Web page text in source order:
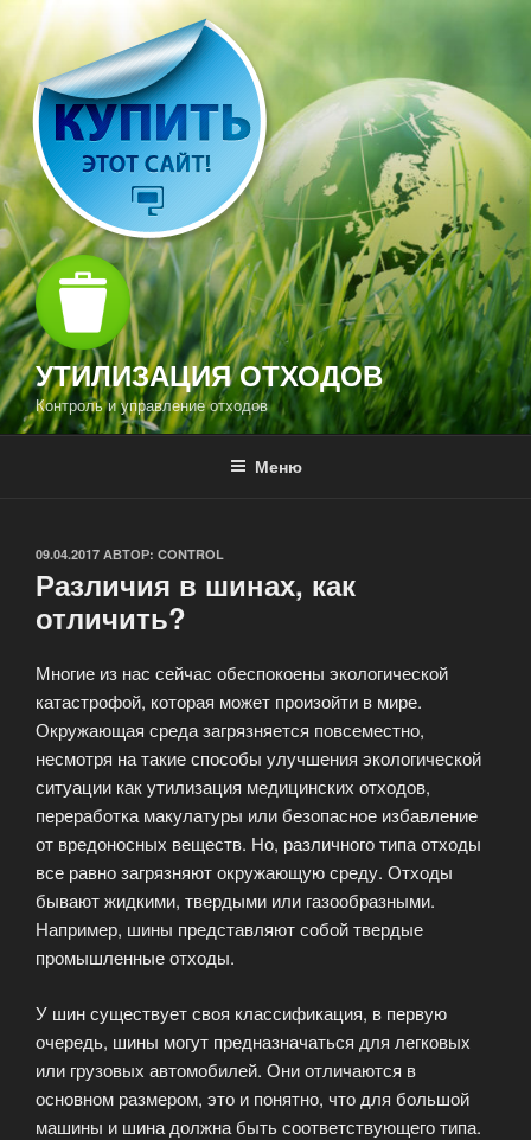
Перейти
содержимому
УТИЛИЗАЦИЯ ОТХОДОВ
Контроль и управление отходов
Меню
ОПУБЛИКОВАНО
09.04.2017 АВТОР: CONTROL
Различия в шинах, как
отличить?
Многие из нас сейчас обеспокоены экологической
катастрофой, которая может произойти в мире.
Окружающая среда загрязняется повсеместно,
несмотря на такие способы улучшения экологической
ситуации как утилизация медицинских отходов,
переработка макулатуры или безопасное избавление
от вредоносных веществ. Но, различного типа отходы
все равно загрязняют окружающую среду. Отходы
бывают жидкими, твердыми или газообразными.
Например, шины представляют собой твердые
промышленные отходы.
У шин существует своя классификация, в первую
очередь, шины могут предназначаться для легковых
или грузовых автомобилей. Они отличаются в
основном размером, это и понятно, что для большой
машины и шина должна быть соответствующего типа.